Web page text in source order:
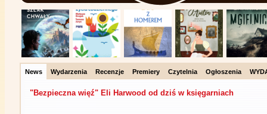
News Wydarzenia Recenzje Premiery Czytelnia Ogłoszenia
"Bezpieczna więź" Eli Harwood od dziś w księgarniach